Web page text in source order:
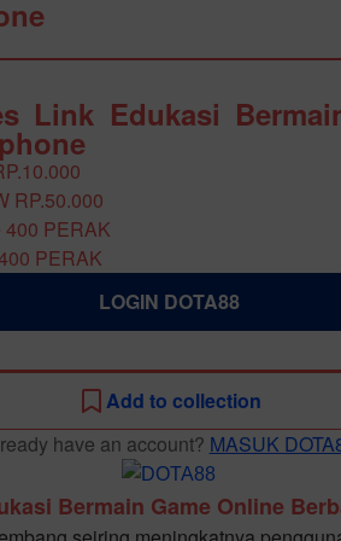
Link Edukasi
RP.50.000
400 PERAK
PERAK
LOGIN DOTA88
Add to collection
have an account? MASUK
Bermain Game Online